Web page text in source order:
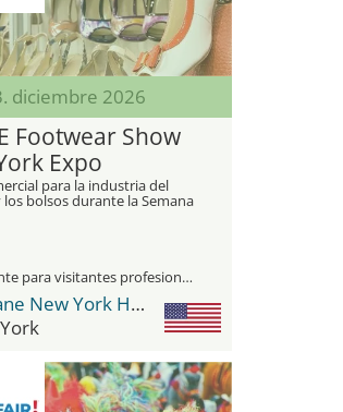
diciembre 2026
Footwear Show
Expo
para la industria del
los bolsos durante la Semana
FFANY
únicamente para visitantes profesionales
Park Lane New York Hotel